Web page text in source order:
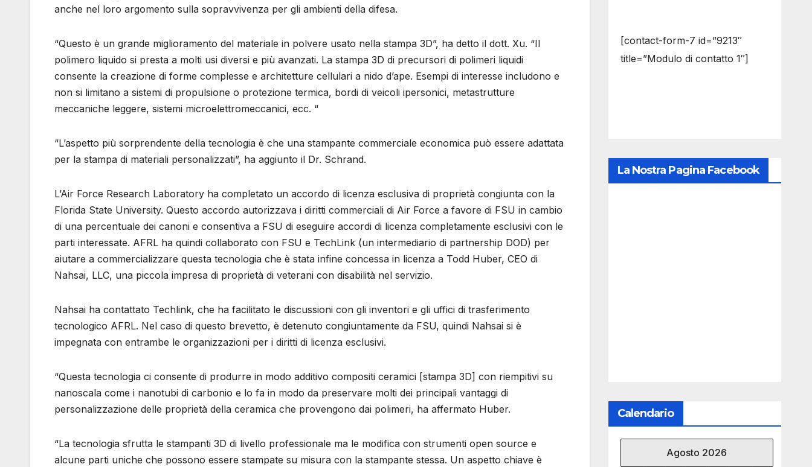
anche nel loro argomento sulla sopravvivenza per gli ambienti della difesa.
“Questo è un grande miglioramento del materiale in polvere usato nella stampa 3D”, ha detto il dott. Xu. “Il
polimero liquido si presta a molti usi diversi e più avanzati. La stampa 3D di precursori di polimeri liquidi
consente la creazione di forme complesse e architetture cellulari a nido d’ape. Esempi di interesse includono e
non si limitano a sistemi di propulsione o protezione termica, bordi di veicoli ipersonici, metastrutture
meccaniche leggere, sistemi microelettromeccanici, ecc. “
“L’aspetto più sorprendente della tecnologia è che una stampante commerciale economica può essere adattata
per la stampa di materiali personalizzati”, ha aggiunto il Dr. Schrand.
L’Air Force Research Laboratory ha completato un accordo di licenza esclusiva di proprietà congiunta con la
Florida State University. Questo accordo autorizzava i diritti commerciali di Air Force a favore di FSU in cambio
di una percentuale dei canoni e consentiva a FSU di eseguire accordi di licenza completamente esclusivi con le
parti interessate. AFRL ha quindi collaborato con FSU e TechLink (un intermediario di partnership DOD) per
aiutare a commercializzare questa tecnologia che è stata infine concessa in licenza a Todd Huber, CEO di
Nahsai, LLC, una piccola impresa di proprietà di veterani con disabilità nel servizio.
Nahsai ha contattato Techlink, che ha facilitato le discussioni con gli inventori e gli uffici di trasferimento
tecnologico AFRL. Nel caso di questo brevetto, è detenuto congiuntamente da FSU, quindi Nahsai si è
impegnata con entrambe le organizzazioni per i diritti di licenza esclusivi.
“Questa tecnologia ci consente di produrre in modo additivo compositi ceramici [stampa 3D] con riempitivi su
nanoscala come i nanotubi di carbonio e lo fa in modo da preservare molti dei principali vantaggi di
personalizzazione delle proprietà della ceramica che provengono dai polimeri, ha affermato Huber.
“La tecnologia sfrutta le stampanti 3D di livello professionale ma le modifica con strumenti open source e
alcune parti uniche che possono essere stampate su misura con la stampante stessa. Un aspetto chiave è
[contact-form-7 id=”9213″
title=”Modulo di contatto 1″]
La Nostra Pagina Facebook
Calendario
Agosto 2026